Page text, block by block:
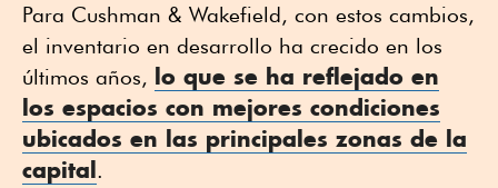
Para Cushman & Wakefield, con estos cambios,
el inventario en desarrollo ha crecido en los
últimos años, lo que se ha reflejado en
los espacios con mejores condiciones
ubicados en las principales zonas de la
capital .